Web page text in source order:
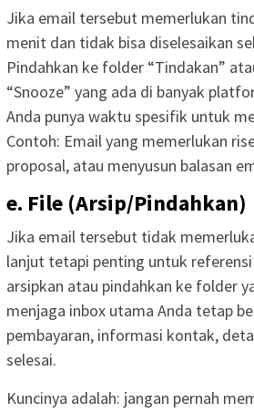
Jika email tersebut memerlukan
menit dan tidak bisa diselesaikan
Pindahkan ke folder “Tindakan”
“Snooze” yang ada di banyak
Anda punya waktu spesifik untuk
Contoh: Email yang memerlukan
proposal, atau menyusun balasan
e. File (Arsip/Pindahkan)
Jika email tersebut tidak
lanjut tetapi penting untuk
arsipkan atau pindahkan ke folder
menjaga inbox utama Anda tetap
pembayaran, informasi kontak,
selesai.
Kuncinya adalah: jangan pernah